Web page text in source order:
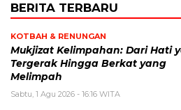
BERITA TERBARU
KOTBAH & RENUNGAN
Mukjizat Kelimpahan: Dari Hati
Tergerak Hingga Berkat yang
Melimpah
Sabtu, 1 Agu 2026 - 16:16 WITA